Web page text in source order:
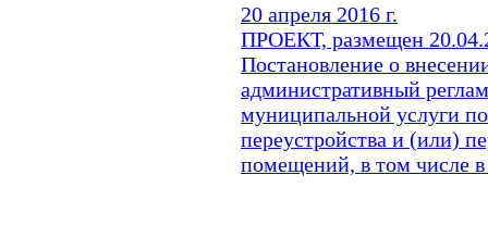
20 апреля 2016 г.
ПРОЕКТ, размещен
Постановление о
административный
муниципальной услуги
переустройства и (или)
помещений, в том числе